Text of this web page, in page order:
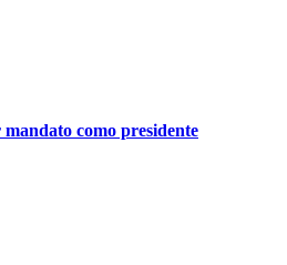
como presidente